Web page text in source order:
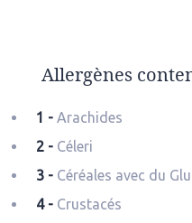
Allergènes
1 - Arachides
2 - Céleri
3 - Céréales avec du
4 - Crustacés